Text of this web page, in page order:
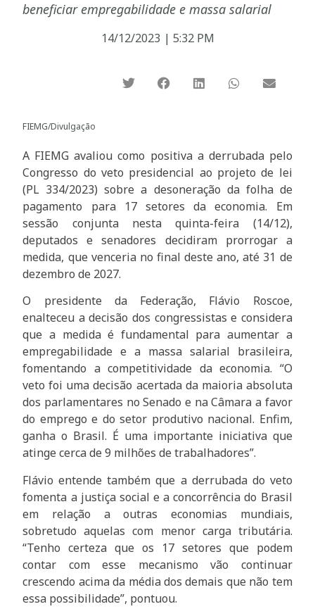
beneficiar empregabilidade e massa salarial
14/12/2023 | 5:32 PM
FIEMG/Divulgação
A FIEMG avaliou como positiva a derrubada pelo
Congresso do veto presidencial ao projeto de lei
(PL 334/2023) sobre a desoneração da folha de
pagamento para 17 setores da economia. Em
sessão conjunta nesta quinta-feira (14/12),
deputados e senadores decidiram prorrogar a
medida, que venceria no final deste ano, até 31 de
dezembro de 2027.
O presidente da Federação, Flávio Roscoe,
enalteceu a decisão dos congressistas e considera
que a medida é fundamental para aumentar a
empregabilidade e a massa salarial brasileira,
fomentando a competitividade da economia. “O
veto foi uma decisão acertada da maioria absoluta
dos parlamentares no Senado e na Câmara a favor
do emprego e do setor produtivo nacional. Enfim,
ganha o Brasil. É uma importante iniciativa que
atinge cerca de 9 milhões de trabalhadores”.
Flávio entende também que a derrubada do veto
fomenta a justiça social e a concorrência do Brasil
em relação a outras economias mundiais,
sobretudo aquelas com menor carga tributária.
“Tenho certeza que os 17 setores que podem
contar com esse mecanismo vão continuar
crescendo acima da média dos demais que não tem
essa possibilidade”, pontuou.